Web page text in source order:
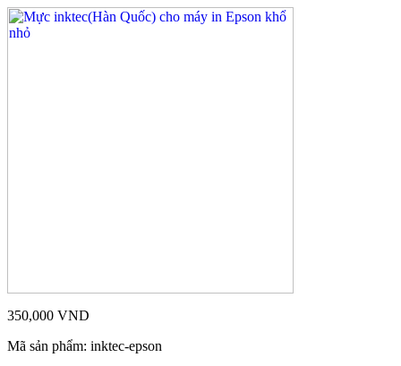
350,000 VND
Mã sản phẩm: inktec-epson